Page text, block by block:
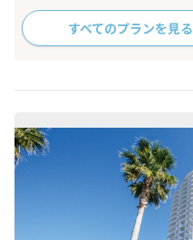
すべてのプランを見る